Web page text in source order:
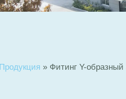
Продукция » Фитинг Y-образный